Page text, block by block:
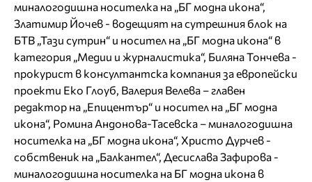
миналогодишна носителка на „БГ модна икона“,
Златимир Йочев - водещият на сутрешния блок на
БТВ „Тази сутрин“ и носител на „БГ модна икона“ в
категория „Медии и журналистика“, Биляна Тончева -
прокурист в консултантска компания за европейски
проекти Еко Глоуб, Валерия Велева – главен
редактор на „Епицентър“ и носител на „БГ модна
икона“, Ромина Андонова-Тасевска – миналогодишна
носителка на „БГ модна икона“, Христо Дурчев -
собственик на „Балкантел“, Десислава Зафирова -
миналогодишна носителка на БГ модна икона в